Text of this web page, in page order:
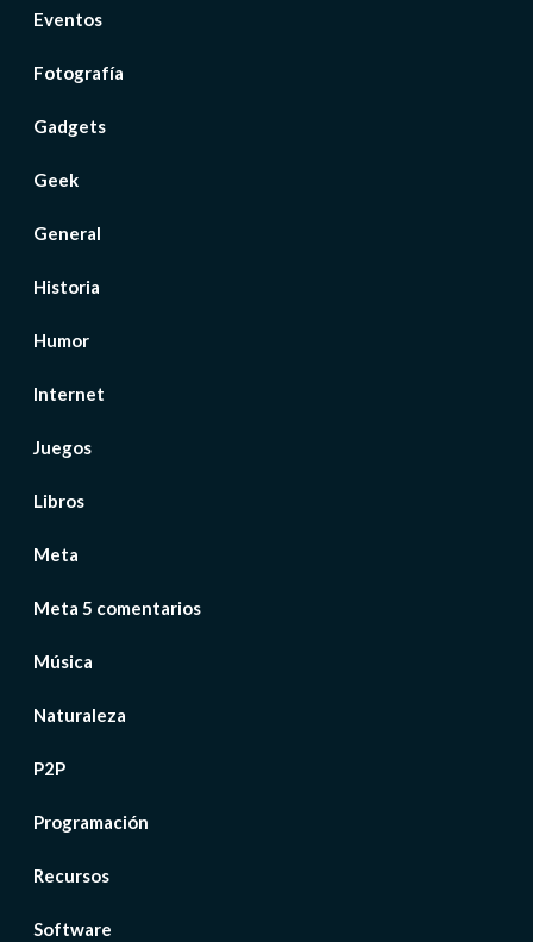
Eventos
Fotografía
Gadgets
Geek
General
Historia
Humor
Internet
Juegos
Libros
Meta
Meta 5 comentarios
Música
Naturaleza
P2P
Programación
Recursos
Software